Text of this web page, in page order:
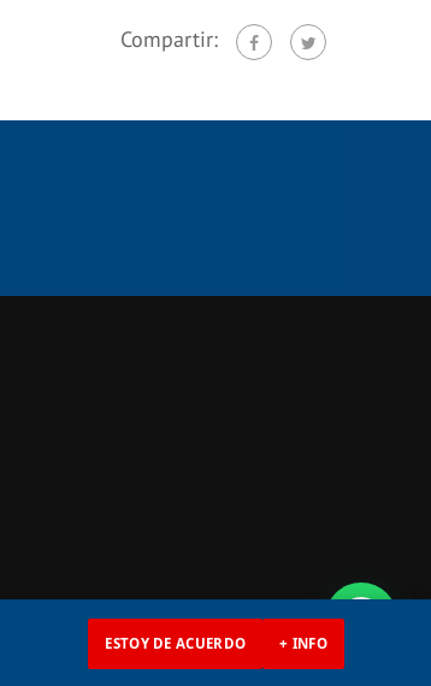
Compartir:
ESTOY DE ACUERDO + INFO